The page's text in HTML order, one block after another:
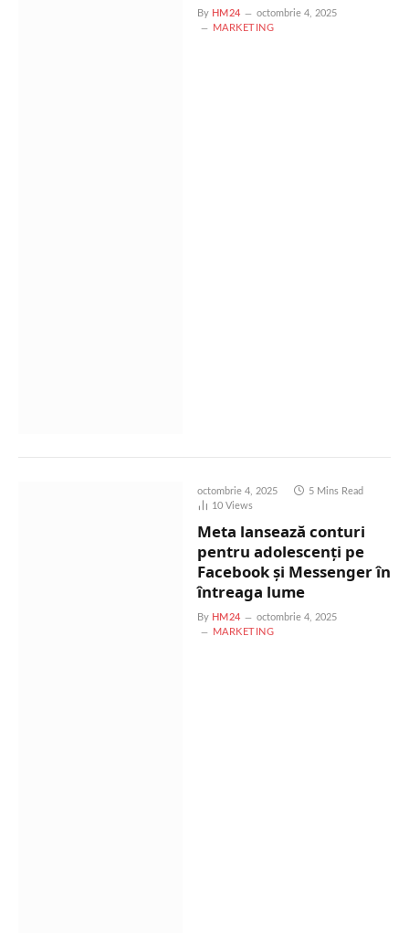
By HM24
octombrie 4, 2025
MARKETING
octombrie 4, 2025
5 Mins Read
10 Views
Meta lansează conturi
pentru adolescenți pe
Facebook și Messenger în
întreaga lume
By HM24
octombrie 4, 2025
MARKETING